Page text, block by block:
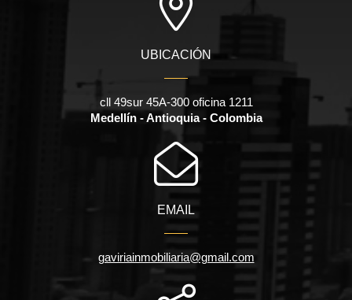
UBICACIÓN
cll 49sur 45A-300 oficina 1211
Medellín - Antioquia - Colombia
EMAIL
gaviriainmobiliaria@gmail.com